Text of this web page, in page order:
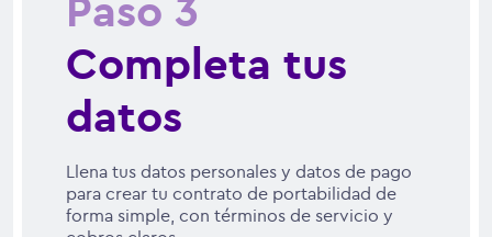
Completa tus
datos
Llena tus datos personales y datos de pago
para crear tu contrato de portabilidad de
forma simple, con términos de servicio y